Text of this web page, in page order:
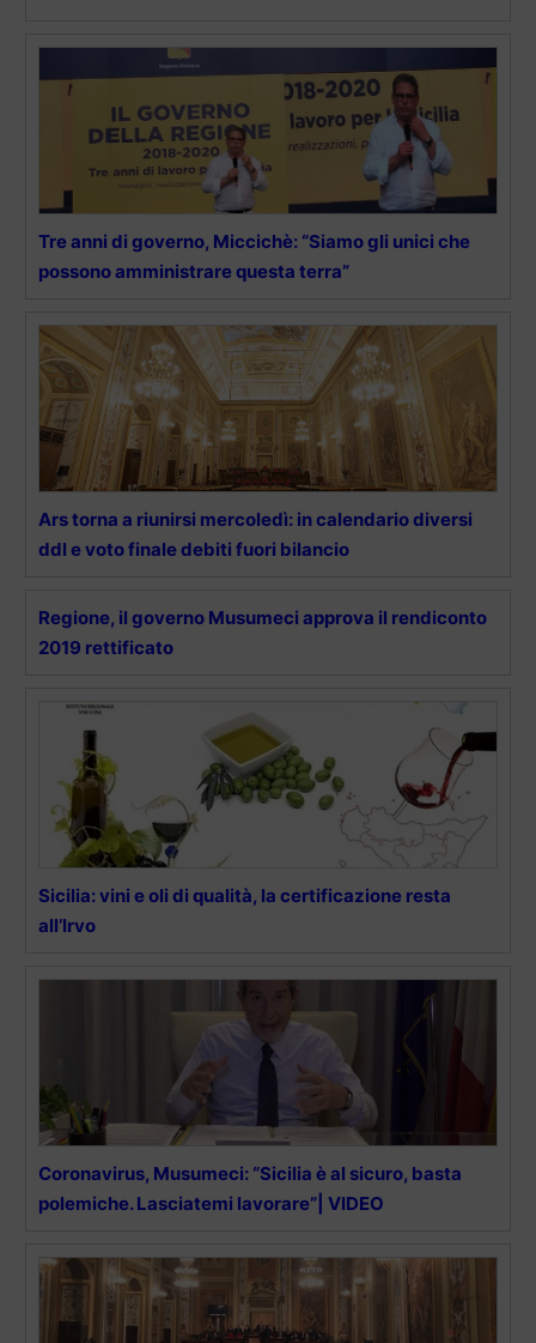
Tre anni di governo, Miccichè: “Siamo gli unici che
possono amministrare questa terra”
Ars torna a riunirsi mercoledì: in calendario diversi
ddl e voto finale debiti fuori bilancio
Regione, il governo Musumeci approva il rendiconto
2019 rettificato
Sicilia: vini e oli di qualità, la certificazione resta
all’Irvo
Coronavirus, Musumeci: “Sicilia è al sicuro, basta
polemiche. Lasciatemi lavorare”| VIDEO